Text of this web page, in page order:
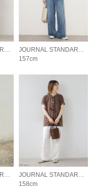
JOURNAL STANDARD relume LADYS
JOURNAL STANDARD relume LADYS
157cm
158cm